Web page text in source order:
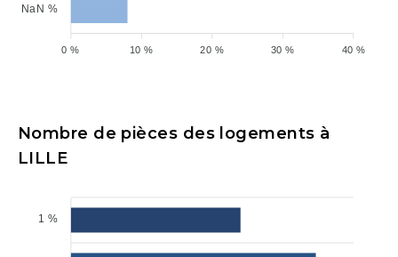
NaN %
40 %
30 %
20 %
10 %
0 %
Nombre de pièces des logements à
LILLE
1 %